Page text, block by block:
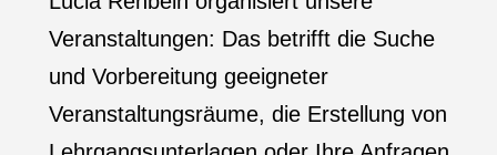
Veranstaltungen: Das betrifft die Suche
und Vorbereitung geeigneter
Veranstaltungsräume, die Erstellung von